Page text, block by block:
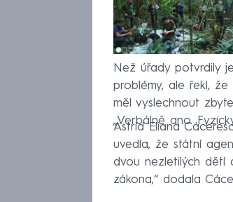
Než úřady potvrdily
problémy, ale řekl,
měl vyslechnout
„Verbálně ano.
Astrid Eliana
uvedla, že státní
dvou nezletilých dětí
zákona,“ dodala